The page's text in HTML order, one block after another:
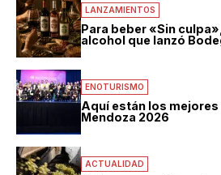
LANZAMIENTOS
Para beber «Sin
alcohol que lanzó
ENOTURISMO
Aquí están los
Mendoza 2026
ACTUALIDAD